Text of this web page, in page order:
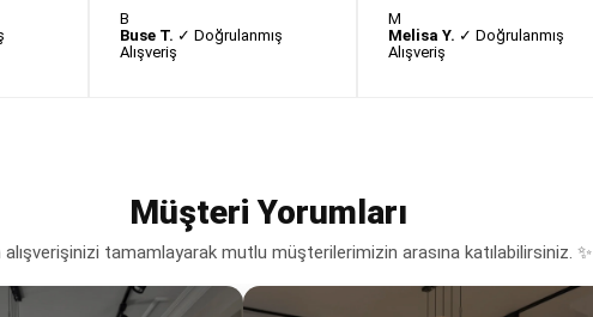
B
Buse T. ✓ Doğrulanmış
Alışveriş
M
Melisa Y. ✓ Doğrulanmış
Alışveriş
Müşteri Yorumları
alışverişinizi tamamlayarak mutlu müşterilerimizin arasına katılabilirsiniz. ✨